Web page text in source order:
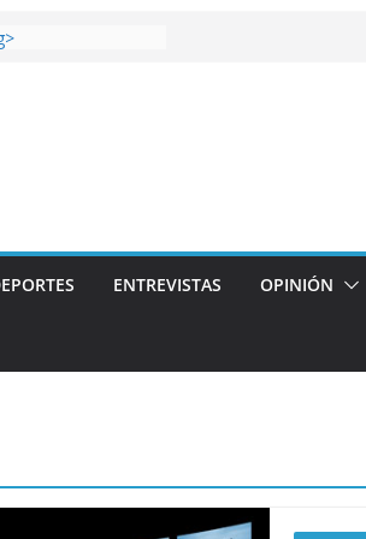
el Derbi de las
ENTREVISTAS OPINIÓN